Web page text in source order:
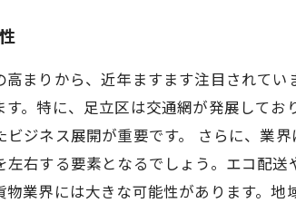
まりから、近年ますます注目されて
。特に、足立区は交通網が発展して
ジネス展開が重要です。 さらに、業
右する要素となるでしょう。エコ配
業界には大きな可能性があります。